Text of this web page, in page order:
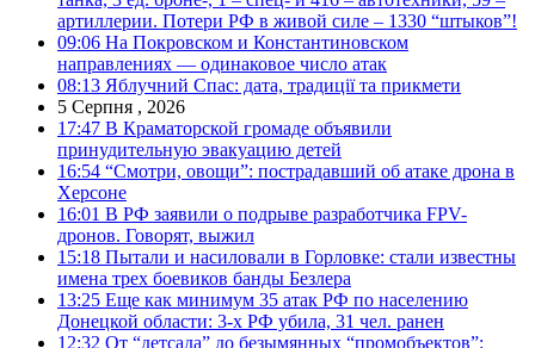
артиллерии. Потери РФ в живой силе – 1330 “штыков”!
09:06 На Покровском и Константиновском
направлениях — одинаковое число атак
08:13 Яблучний Спас: дата, традиції та прикмети
5 Серпня , 2026
17:47 В Краматорской громаде объявили
принудительную эвакуацию детей
16:54 “Смотри, овощи”: пострадавший об атаке дрона в
Херсоне
16:01 В РФ заявили о подрыве разработчика FPV-
дронов. Говорят, выжил
15:18 Пытали и насиловали в Горловке: стали известны
имена трех боевиков банды Безлера
13:25 Еще как минимум 35 атак РФ по населению
Донецкой области: 3-х РФ убила, 31 чел. ранен
12:32 От “детсада” до безымянных “промобъектов”: